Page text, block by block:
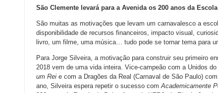
São Clemente levará para a Avenida os 200 anos da
São muitas as motivações que levam um carnavalesco a
disponibilidade de recursos financeiros, impacto visual,
livro, um filme, uma música… tudo pode se tornar tema para
Para Jorge Silveira, a motivação para construir seu primeiro
2018 vem de uma vida inteira. Vice-campeão com a Unidos
um Rei e com a Dragões da Real (Carnaval de São Paulo) com
ano, Silveira espera repetir o sucesso com Academicamente